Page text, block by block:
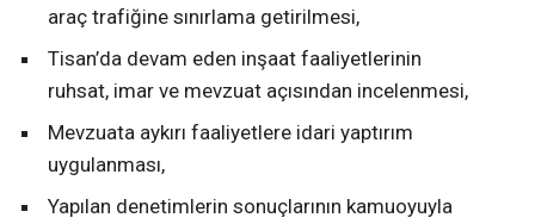
araç trafiğine sınırlama getirilmesi,
Tisan’da devam eden inşaat faaliyetlerinin
ruhsat, imar ve mevzuat açısından incelenmesi,
Mevzuata aykırı faaliyetlere idari yaptırım
uygulanması,
Yapılan denetimlerin sonuçlarının kamuoyuyla